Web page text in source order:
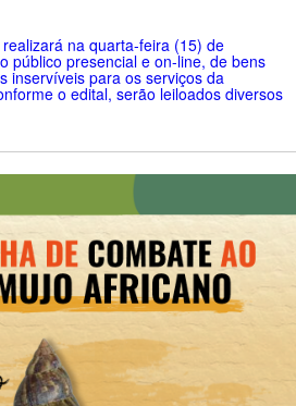
na quarta-feira (15) de
público presencial e on-line, de bens
inservíveis para os serviços da
o edital, serão leiloados diversos